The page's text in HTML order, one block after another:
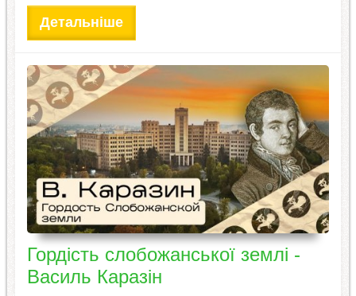
Детальніше
Гордість слобожанської землі -
Василь Каразін